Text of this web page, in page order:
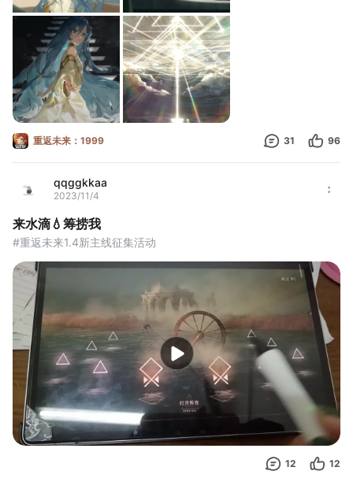
重返未来：1999 31 96
qqggkkaa
2023/11/4
来水滴💧筹捞我
#重返未来1.4新主线征集活动
12 12